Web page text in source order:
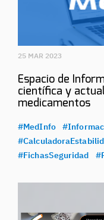
25 MAR 2023
Espacio de
científica y
medicamentos
#MedInfo
#FichasSeguridad